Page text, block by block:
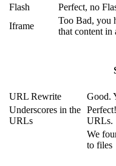
Flash
Perfect, no
Iframe
Too Bad, you
that content in
URL Rewrite
Good.
Underscores in the
URLs
URLs.
We
to files